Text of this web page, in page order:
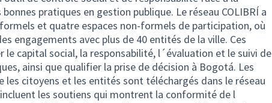
pratiques en gestion publique. Le réseau COLIBRÍ a
et quatre espaces non-formels de participation, où
engagements avec plus de 40 entités de la ville. Ces
le capital social, la responsabilité, l´évaluation et le suivi de
ainsi que qualifier la prise de décision à Bogotá. Les
les citoyens et les entités sont téléchargés dans le réseau
les soutiens qui montrent la conformité de l